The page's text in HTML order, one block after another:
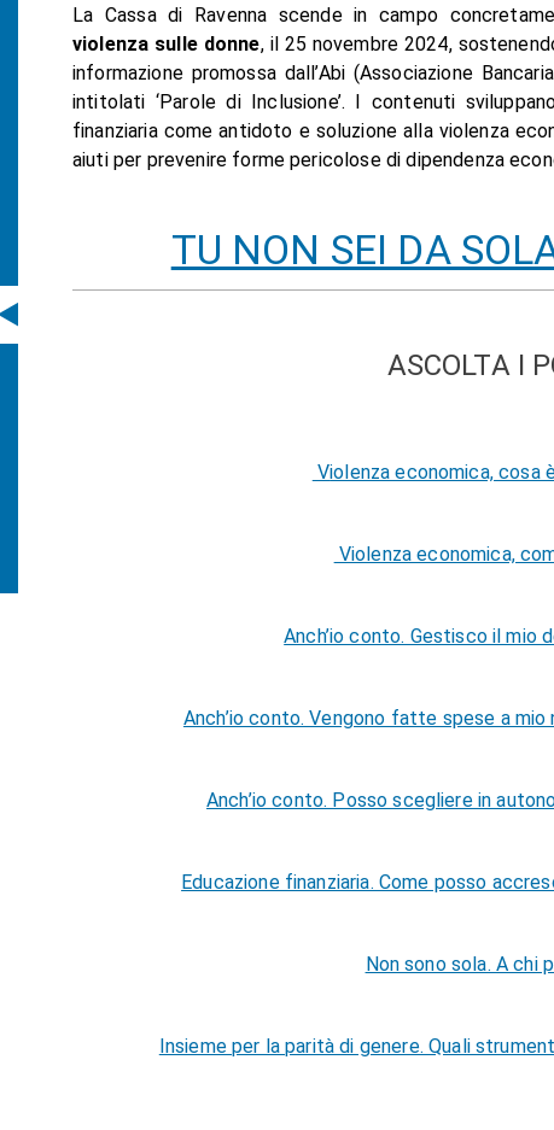
La Cassa di Ravenna scende in campo
violenza sulle donne, il 25 novembre 2024,
informazione promossa dall’Abi (Associazione
intitolati ‘Parole di Inclusione’. I contenuti
finanziaria come antidoto e soluzione alla violenza
aiuti per prevenire forme pericolose di dipendenza
TU NON SEI DA
ASCOLTA I
Violenza economica, cosa
Violenza economica,
Anch’io conto. Gestisco il mio
Anch’io conto. Vengono fatte spese a
Anch’io conto. Posso scegliere in
Educazione finanziaria. Come posso
Non sono sola. A chi
Insieme per la parità di genere. Quali